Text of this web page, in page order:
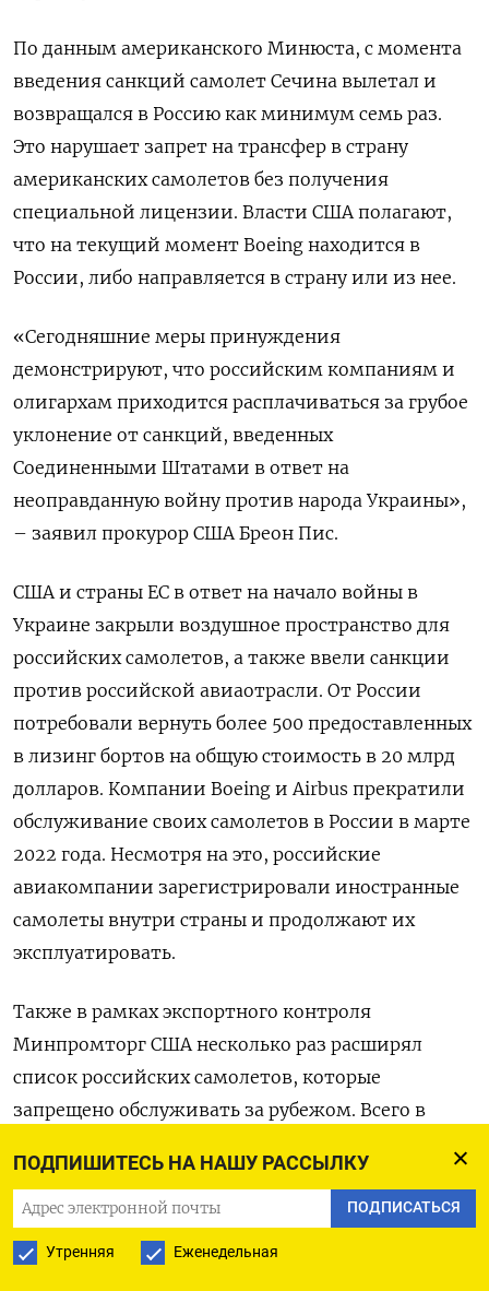
ПОДПИШИТЕСЬ НА НАШУ РАССЫЛКУ
ПОДПИСАТЬСЯ
Утренняя Еженедельная
По данным американского Минюста, с момента
введения санкций самолет Сечина вылетал и
возвращался в Россию как минимум семь раз.
Это нарушает запрет на трансфер в страну
американских самолетов без получения
специальной лицензии. Власти США полагают,
что на текущий момент Boeing находится в
России, либо направляется в страну или из нее.
«Сегодняшние меры принуждения
демонстрируют, что российским компаниям и
олигархам приходится расплачиваться за грубое
уклонение от санкций, введенных
Соединенными Штатами в ответ на
неоправданную войну против народа Украины»,
– заявил прокурор США Бреон Пис.
США и страны ЕС в ответ на начало войны в
Украине закрыли воздушное пространство для
российских самолетов, а также ввели санкции
против российской авиаотрасли. От России
потребовали вернуть более 500 предоставленных
в лизинг бортов на общую стоимость в 20 млрд
долларов. Компании Boeing и Airbus прекратили
обслуживание своих самолетов в России в марте
2022 года. Несмотря на это, российские
авиакомпании зарегистрировали иностранные
самолеты внутри страны и продолжают их
эксплуатировать.
Также в рамках экспортного контроля
Минпромторг США несколько раз расширял
список российских самолетов, которые
запрещено обслуживать за рубежом. Всего в
компаний и физлиц.